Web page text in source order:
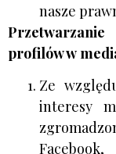
nasze
profilów w
Ze
interesy